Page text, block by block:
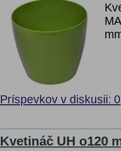
Príspevkov v diskusii: 0
Kvetináč UH o120